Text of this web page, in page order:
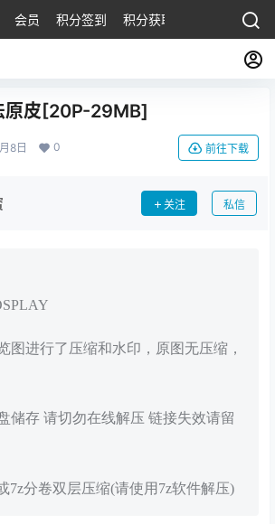
会员 积分签到 积分获取
原皮[20P-29MB]
8日 0 前往下载
关注 私信
图进行了压缩和水印，原图无压缩，
储存 请切勿在线解压 链接失效请留
7z分卷双层压缩(请使用7z软件解压)